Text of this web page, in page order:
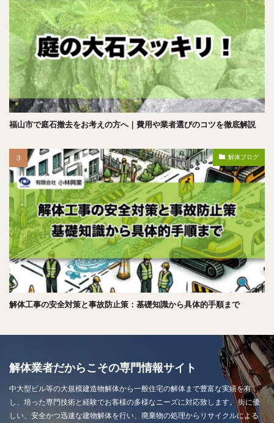
福山市で庭石撤去をお考えの方へ｜費用や業者選びのコツを徹底解説
解体ブログ
解体工事の安全対策と事故防止策：基礎知識から具体的手順まで
解体業者だからこその専門情報サイト
中大型ビル等の大規模建造物解体から一般住宅の解体まで豊富な実績を有
し、培った専門技術と経験でお客様の多様なニーズに対応致します。 街に優
しい、安全かつ迅速な建物解体を行い、廃棄物の処理からリサイクルによる